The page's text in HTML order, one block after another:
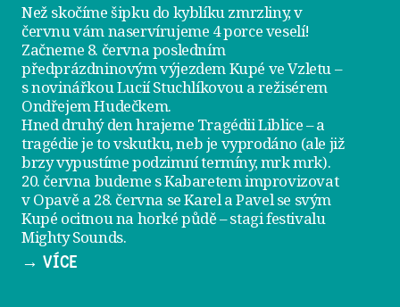
Než skočíme šipku do kyblíku zmrzliny, v
červnu vám naservírujeme 4 porce veselí!
Začneme 8. června posledním
předprázdninovým výjezdemKupé ve Vzletu–
s novinářkou Lucií Stuchlíkovou a režisérem
Ondřejem Hudečkem.
Hned druhý den hrajeme Tragédii Liblice– a
tragédie je to vskutku, neb je vyprodáno (ale již
brzy vypustíme podzimní termíny, mrk mrk).
20. června budeme s Kabaretem improvizovat
v Opavě a 28. června se Karel a Pavel se svým
Kupé ocitnou na horké půdě – stagi festivalu
Mighty Sounds.
→ VÍCE